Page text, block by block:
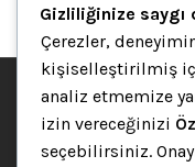
© 2002-2025 •
Mobilyaları |
coded by
Gizliliğinize saygı
Çerezler,
kişiselleştirilmiş
analiz etmemize
izin vereceğinizi
seçebilirsiniz.